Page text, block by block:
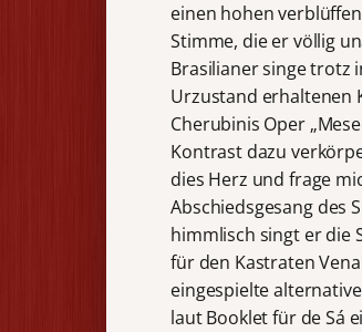
einen hohen
Stimme, die er völlig
Brasilianer singe trotz
Urzustand erhaltenen
Cherubinis Oper
Kontrast dazu
dies Herz und frage
Abschiedsgesang des
himmlisch singt er die
für den Kastraten
eingespielte
laut Booklet für de Sá